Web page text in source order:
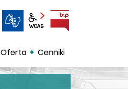
facebookinstagram
Panel wcag
Oferta Cenniki